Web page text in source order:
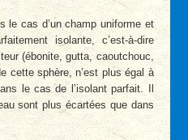
le cas d’un champ uniforme et
isolante, c’est-à-dire
(ébonite, gutta, caoutchouc,
cette sphère, n’est plus égal à
le cas de l’isolant parfait. Il
sont plus écartées que dans